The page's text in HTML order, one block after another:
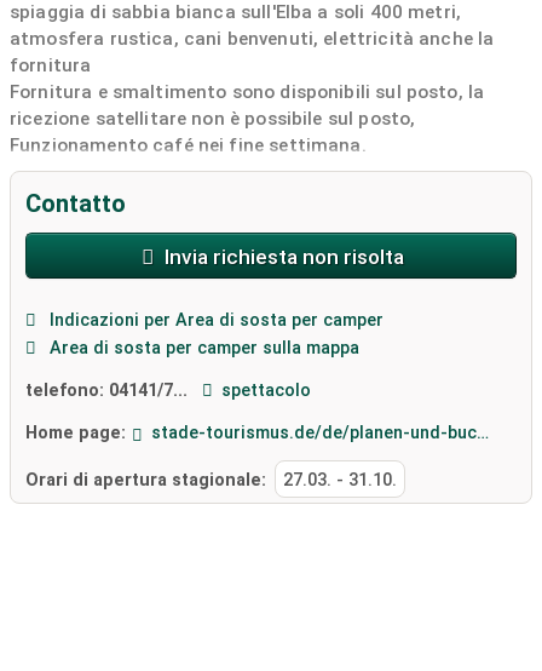
spiaggia di sabbia bianca sull'Elba a soli 400 metri,
atmosfera rustica, cani benvenuti, elettricità anche la
fornitura
Fornitura e smaltimento sono disponibili sul posto, la
ricezione satellitare non è possibile sul posto,
Funzionamento café nei fine settimana.
Contatto
Invia richiesta non risolta
Indicazioni per Area di sosta per camper
Area di sosta per camper sulla mappa
telefono: 04141/7... spettacolo
Home page: stade-tourismus.de/de/planen-und-buchen/uebernachten/mit-dem-wohnmobil-in-stade/wohnmobilstellplatz-in-der-festung-grauerort/
Orari di apertura stagionale: 27.03. - 31.10.